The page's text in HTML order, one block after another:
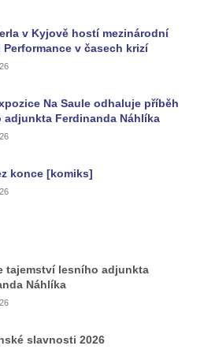
u Černé věže v
v Českých
u
Českých
Senovážném
Senovážném
třídě v
v Kyjově hostí mezinárodní
v časech krizí
Na Saule odhaluje příběh
adjunkta Ferdinanda Náhlíka
konce [komiks]
tajemství lesního adjunkta
Náhlíka
slavnosti 2026